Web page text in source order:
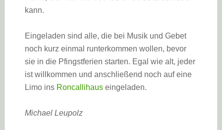
kann.
Eingeladen sind alle, die bei Musik und Gebet
noch kurz einmal runterkommen wollen, bevor
sie in die Pfingstferien starten. Egal wie alt, jeder
ist willkommen und anschließend noch auf eine
Limo ins Roncallihauseingeladen.
Michael Leupolz